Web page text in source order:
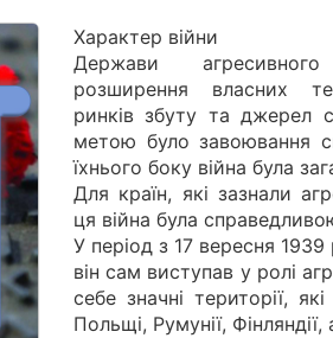
Характер війни
Держави
розширення власних
ринків збуту та джерел
метою було завоювання
їхнього боку війна була
Для країн, які зазнали
ця війна була
У період з 17 вересня
він сам виступав у ролі
себе значні території,
Польщі, Румунії,